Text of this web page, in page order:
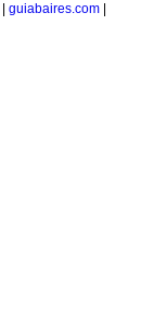
guiabaires.com